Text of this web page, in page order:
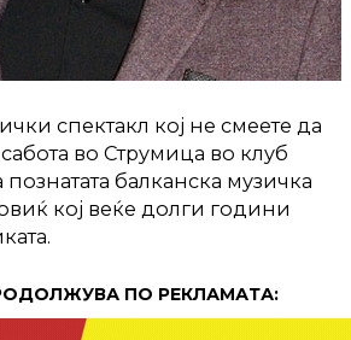
спектакл кој не смеете да
во Струмица во клуб
познатата балканска музичка
кој веќе долги години
ПО РЕКЛАМАТА: